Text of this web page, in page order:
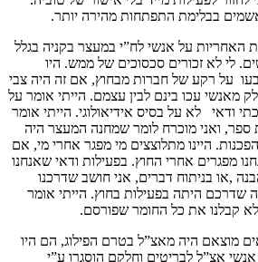
בבלימת התפתחות מהירה יותר.
האחריות על אנשי לח”י במעצר בקניה בגלל
לי לא זכורים סכסוכים של ממש. היו
על רקע של חברות מבחוץ, אם זה היה צבי
מאנשי עכו בינם לבין עצמם. הייתי אומר על
ודאי לא על בסיס אידיאולוגי. הייתי אומר
ספר, ואני מוכרח לומר שמחנה המעצר היה
היינו מתלוצצים מי מפגר אחרי מי, אם
מפגרים אחרי החוץ. בפעילות ודאי שאנחנו
,או בניתוח דברים, אני חושב שדרכנו
שדרכם היתה בפעילות בחוץ. הייתי אומר
קבלנו את כל החומר שפורסם.
מוצאם היה מאצ”ל בטרם הפילוג, הם היו
אצ”ל לבריטים וחלקם הוסגרו ע”י